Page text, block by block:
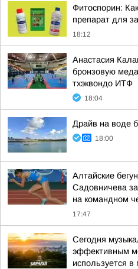
Фитоспорин:
препарат для
18:12
Анастасия
бронзовую
тхэквондо ИТФ
18:04
Драйв на воде
18:00
Алтайские
Садовничева
на командном
17:47
Сегодня
эффективным
используется в